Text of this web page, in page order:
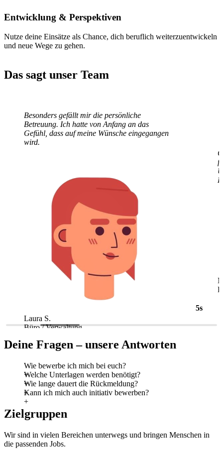
Entwicklung & Perspektiven
Nutze deine Einsätze als Chance, dich beruflich weiterzuentwickeln
und neue Wege zu gehen.
Das sagt unser Team
Besonders gefällt mir die persönliche
Betreuung. Ich hatte von Anfang an das
Gefühl, dass auf meine Wünsche eingegangen
wird.
Laura S.
Büro / Verwaltung
5s
Deine Fragen – unsere Antworten
Wie bewerbe ich mich bei euch?
Welche Unterlagen werden benötigt?
Wie lange dauert die Rückmeldung?
Kann ich mich auch initiativ bewerben?
Zielgruppen
Wir sind in vielen Bereichen unterwegs und bringen Menschen in
die passenden Jobs.